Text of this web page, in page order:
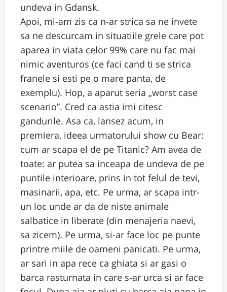
undeva in Gdansk.
Apoi, mi-am zis ca n-ar strica sa ne invete
sa ne descurcam in situatiile grele care pot
aparea in viata celor 99% care nu fac mai
nimic aventuros (ce faci cand ti se strica
franele si esti pe o mare panta, de
exemplu). Hop, a aparut seria „worst case
scenario”. Cred ca astia imi citesc
gandurile. Asa ca, lansez acum, in
premiera, ideea urmatorului show cu Bear:
cum ar scapa el de pe Titanic? Am avea de
toate: ar putea sa inceapa de undeva de pe
puntile interioare, prins in tot felul de tevi,
masinarii, apa, etc. Pe urma, ar scapa intr-
un loc unde ar da de niste animale
salbatice in liberate (din menajeria naevi,
sa zicem). Pe urma, si-ar face loc pe punte
printre miile de oameni panicati. Pe urma,
ar sari in apa rece ca ghiata si ar gasi o
barca rasturnata in care s-ar urca si ar face